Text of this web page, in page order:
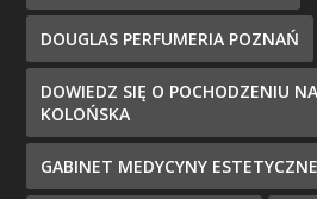
DOUGLAS PERFUMERIA POZNAŃ
DOWIEDZ SIĘ O POCHODZENIU
KOLOŃSKA
GABINET MEDYCYNY